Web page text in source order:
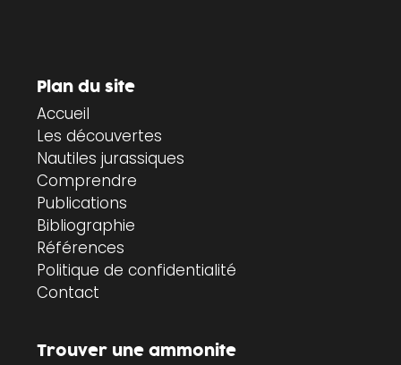
Plan du site
Accueil
Les découvertes
Nautiles jurassiques
Comprendre
Publications
Bibliographie
Références
Politique de confidentialité
Contact
Trouver une ammonite